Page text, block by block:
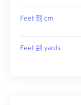
Feet 到 cm
Feet 到 yards